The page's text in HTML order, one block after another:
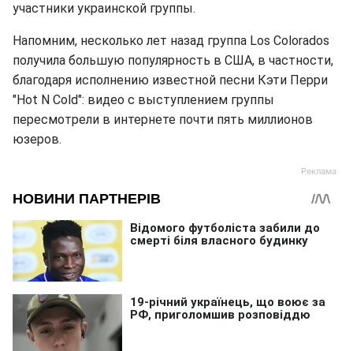
участники украинской группы.
Напомним, несколько лет назад группа Los Colorados
получила большую популярность в США, в частности,
благодаря исполнению известной песни Кэти Перри
"Hot N Cold": видео с выступлением группы
пересмотрели в интернете почти пять миллионов
юзеров.